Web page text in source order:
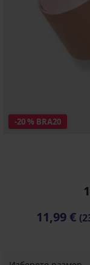
-20 % BRA20
11,99 €